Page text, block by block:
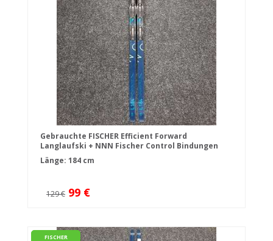
Gebrauchte FISCHER Efficient Forward
Langlaufski + NNN Fischer Control Bindungen
Länge: 184 cm
129 € 99 €
FISCHER